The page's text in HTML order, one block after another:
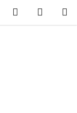
Hľadať
KOŠÍK